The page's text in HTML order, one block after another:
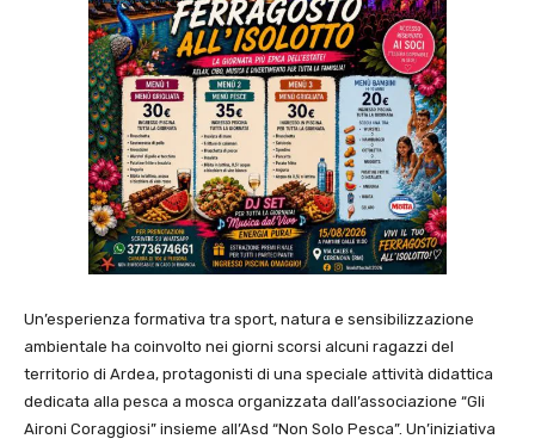
Un’esperienza formativa tra sport, natura e sensibilizzazione
ambientale ha coinvolto nei giorni scorsi alcuni ragazzi del
territorio di Ardea, protagonisti di una speciale attività didattica
dedicata alla pesca a mosca organizzata dall’associazione “Gli
Aironi Coraggiosi” insieme all’Asd “Non Solo Pesca”. Un’iniziativa